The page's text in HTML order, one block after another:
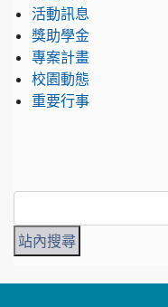
活動訊息
獎助學金
專案計畫
校園動態
重要行事